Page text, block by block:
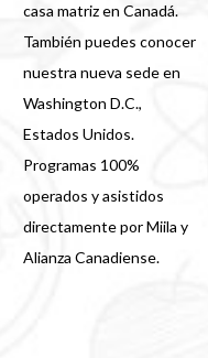
casa matriz en Canadá.
También puedes conocer
nuestra nueva sede en
Washington D.C.,
Estados Unidos.
Programas 100%
operados y asistidos
directamente por Miila y
Alianza Canadiense.